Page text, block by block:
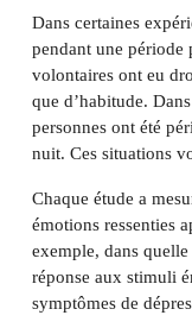
Dans certaines
pendant une période
volontaires ont eu
que d’habitude.
personnes ont été
nuit. Ces situations
Chaque étude a
émotions ressenties
exemple, dans
réponse aux stimuli
symptômes de